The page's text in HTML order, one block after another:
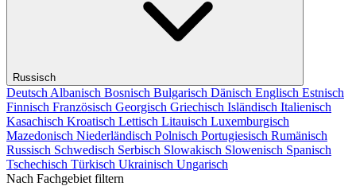
Russisch
Deutsch Albanisch Bosnisch Bulgarisch Dänisch Englisch Estnisch
Finnisch Französisch Georgisch Griechisch Isländisch Italienisch
Kasachisch Kroatisch Lettisch Litauisch Luxemburgisch
Mazedonisch Niederländisch Polnisch Portugiesisch Rumänisch
Russisch Schwedisch Serbisch Slowakisch Slowenisch Spanisch
Tschechisch Türkisch Ukrainisch Ungarisch
Nach Fachgebiet filtern